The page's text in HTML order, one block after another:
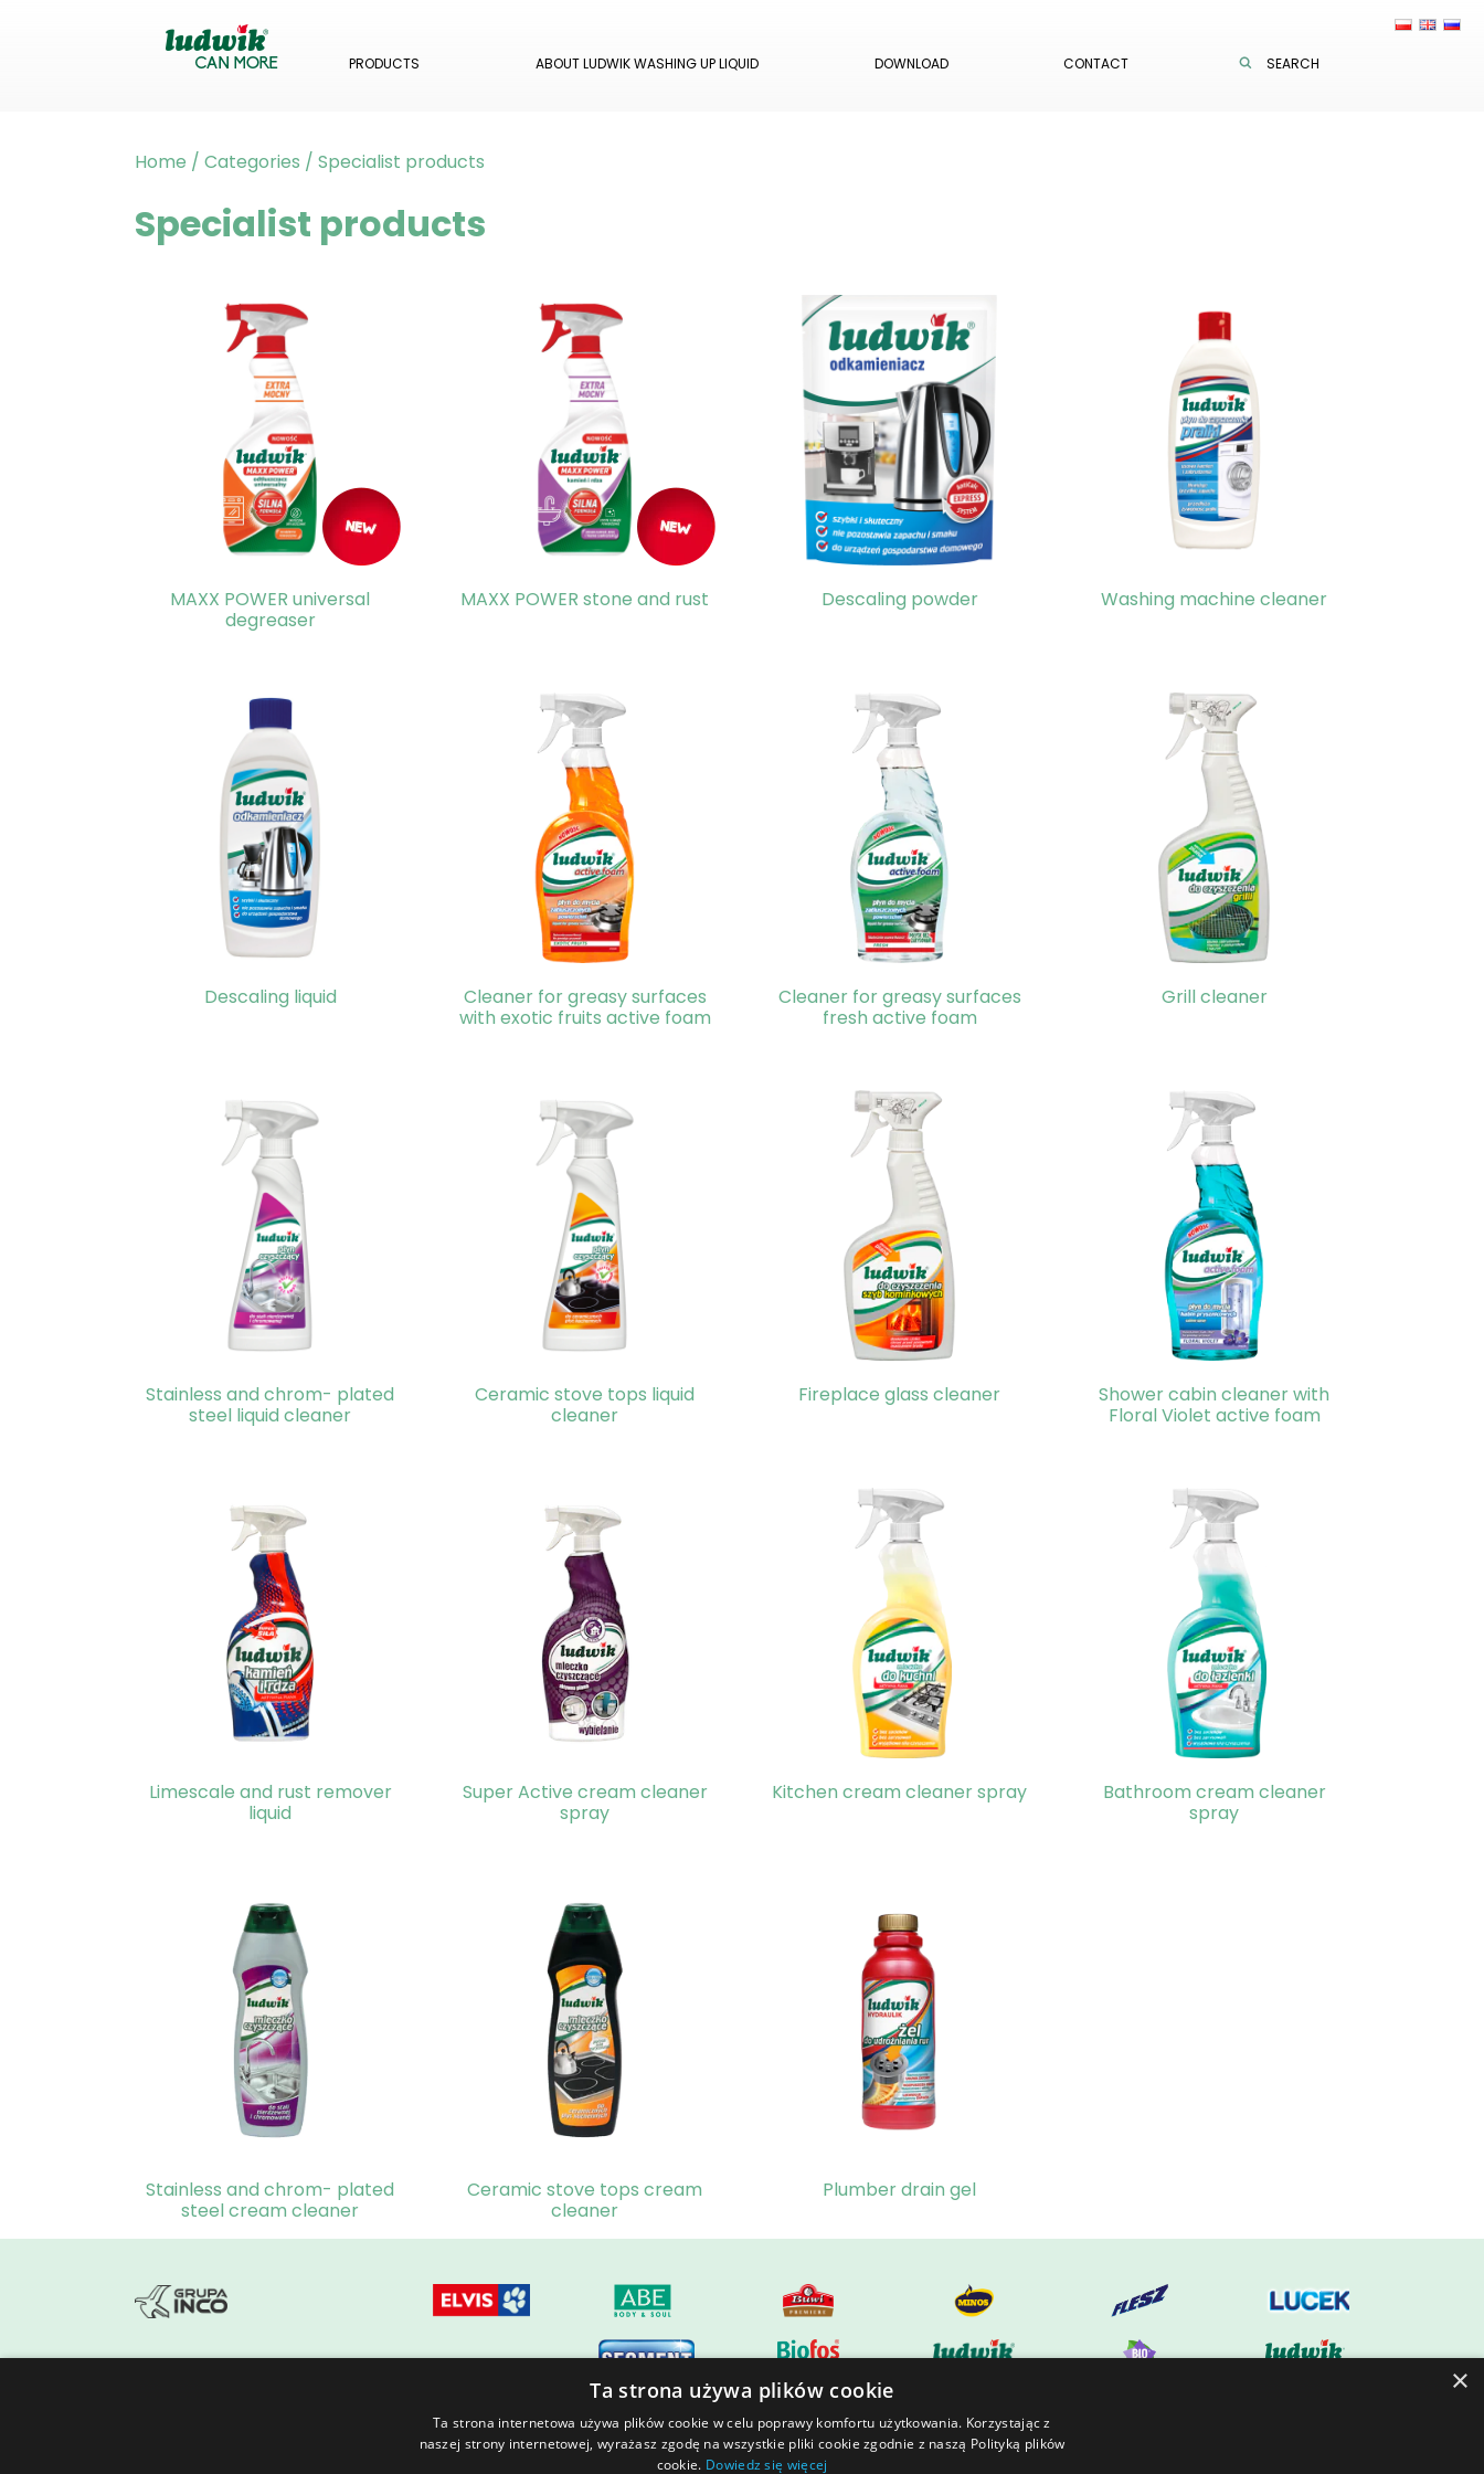
PRODUCTS ABOUT LUDWIK WASHING UP LIQUID DOWNLOAD CONTACT SEARCH
Home / Categories / Specialist products
Specialist products
MAXX POWER universal
degreaser
MAXX POWER stone and rust Descaling powder Washing machine cleaner
Descaling liquid
Cleaner for greasy surfaces
with exotic fruits active foam
Cleaner for greasy surfaces
fresh active foam
Grill cleaner
Stainless and chrom- plated
steel liquid cleaner
Ceramic stove tops liquid
cleaner
Fireplace glass cleaner
Shower cabin cleaner with
Floral Violet active foam
Limescale and rust remover
liquid
Super Active cream cleaner
spray
Kitchen cream cleaner spray
Bathroom cream cleaner
spray
Stainless and chrom- plated
steel cream cleaner
Ceramic stove tops cream
cleaner
Plumber drain gel
×
Ta strona używa plików cookie
Ta strona internetowa używa plików cookie w celu poprawy komfortu użytkowania. Korzystając z
naszej strony internetowej, wyrażasz zgodę na wszystkie pliki cookie zgodnie z naszą Polityką plików
cookie. Dowiedz się więcej